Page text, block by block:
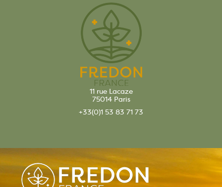
11 rue Lacaze
75014 Paris
+33(0)1 53 83 71 73